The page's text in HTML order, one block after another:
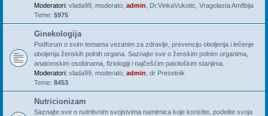
Moderatori: vlada99 moderato admin Dr.VinkaVukotic Vragolasta Amfibija
Teme: 5975
Ginekologija
Podforum o svim temama vezanim za zdravlje, prevenciju oboljenja i lečenje
oboljenja ženskih polnih organa. Saznajte sve o ženskim polnim organima,
anatomskim osobinama, fiziologiji i najčešćim patološkim stanjima.
Moderatori: vlada99 moderato admin dr Presetnik
Teme: 8453
Nutricionizam
Saznajte sve o nutritivnim svojstvima namirnica koje koristite, podelite svoja